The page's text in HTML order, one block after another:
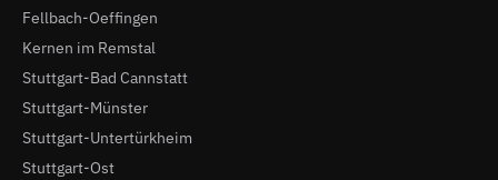
Fellbach-Oeffingen
Kernen im Remstal
Stuttgart-Bad Cannstatt
Stuttgart-Münster
Stuttgart-Untertürkheim
Stuttgart-Ost